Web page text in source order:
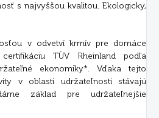
s najvyššou kvalitou. Ekologicky,
v odvetví krmív pre domáce
TÜV Rheinland podľa
ekonomiky*. Vďaka tejto
v oblasti udržateľnosti stávajú
základ pre udržateľnejšie